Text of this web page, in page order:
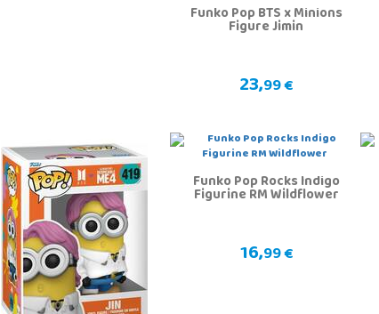
Funko Pop BTS x Minions
Figure Jimin
23,99 €
Funko Pop Rocks Indigo
Figurine RM Wildflower
16,99 €